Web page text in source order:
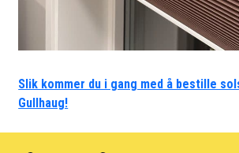
Slik kommer du i gang med å bestille
Gullhaug!